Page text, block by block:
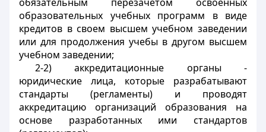
образовательных учебных программ в виде
кредитов в своем высшем учебном заведении
или для продолжения учебы в другом высшем
учебном заведении;
2-2) аккредитационные органы -
юридические лица, которые разрабатывают
стандарты (регламенты) и проводят
аккредитацию организаций образования на
основе разработанных ими стандартов